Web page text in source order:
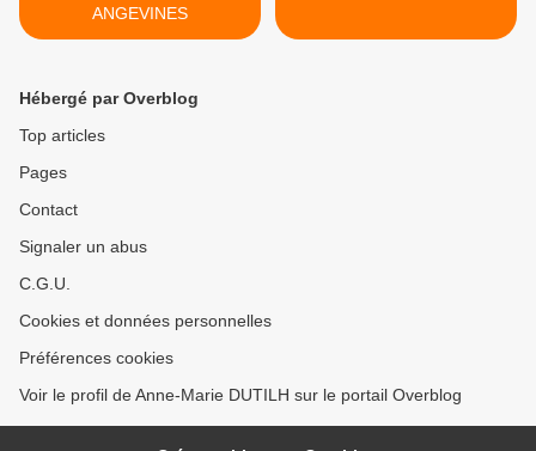
ANGEVINES
Hébergé par Overblog
Top articles
Pages
Contact
Signaler un abus
C.G.U.
Cookies et données personnelles
Préférences cookies
Voir le profil de Anne-Marie DUTILH sur le portail Overblog